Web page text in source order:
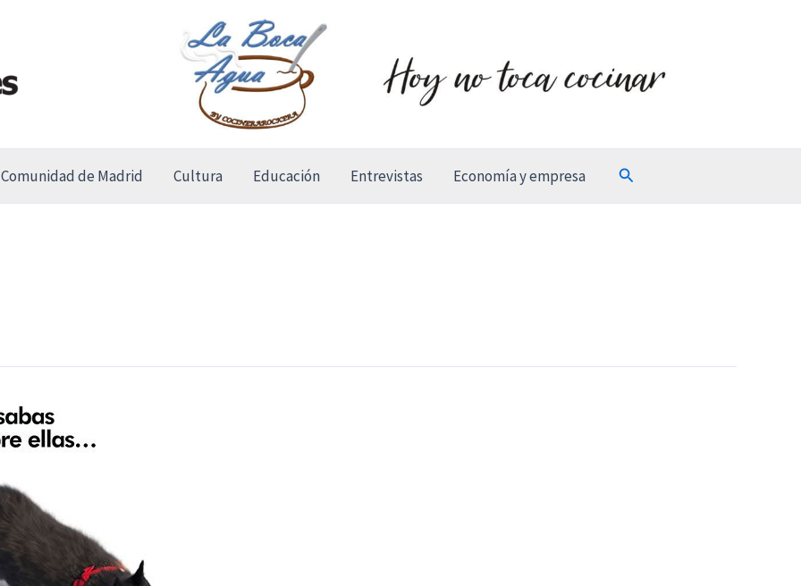
Comunidad de Madrid Cultura Educación Entrevistas Economía y empresa Buscar